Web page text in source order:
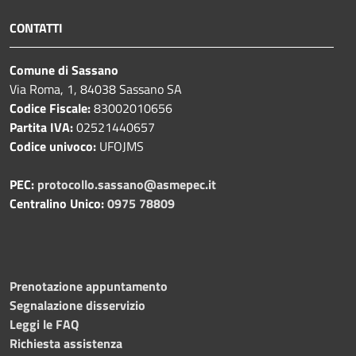
CONTATTI
Comune di Sassano
Via Roma, 1, 84038 Sassano SA
Codice Fiscale:83002010656
Partita IVA:02521440657
Codice univoco: UFOJMS
PEC: protocollo.sassano@asmepec.it
Centralino Unico:0975 78809
Prenotazione appuntamento
Segnalazione disservizio
Leggi le FAQ
Richiesta assistenza